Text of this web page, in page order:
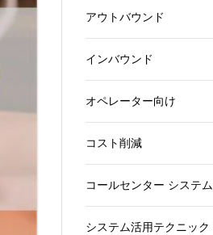
アウトバウンド
インバウンド
オペレーター向け
コスト削減
コールセンター システム
システム活用テクニック